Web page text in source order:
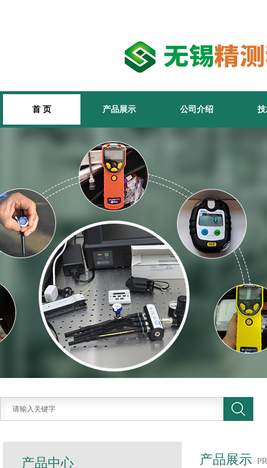
首 页 产品展示 公司介绍
产品展示
产品中心